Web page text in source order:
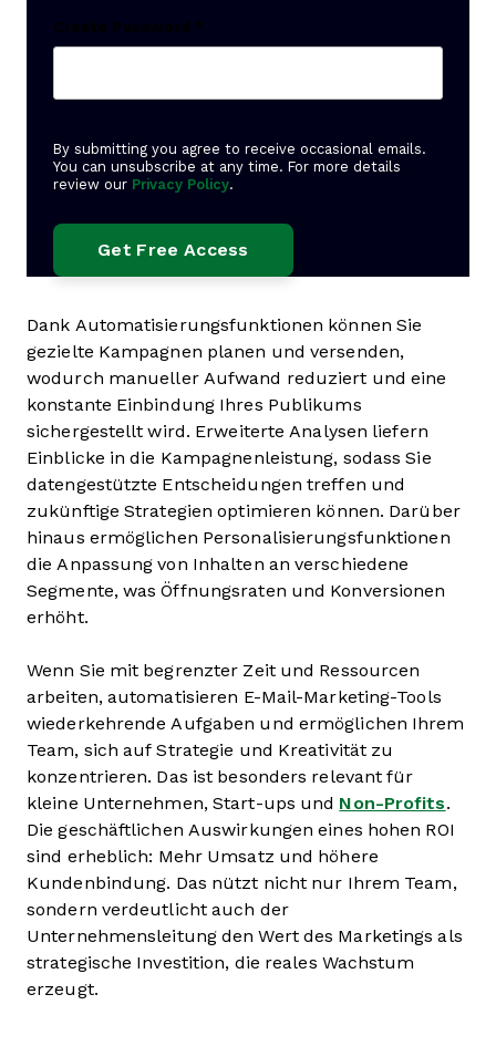
Create Password *
By submitting you agree to receive occasional emails.
You can unsubscribe at any time. For more details
review our Privacy Policy.
Dank Automatisierungsfunktionen können Sie
gezielte Kampagnen planen und versenden,
wodurch manueller Aufwand reduziert und eine
konstante Einbindung Ihres Publikums
sichergestellt wird. Erweiterte Analysen liefern
Einblicke in die Kampagnenleistung, sodass Sie
datengestützte Entscheidungen treffen und
zukünftige Strategien optimieren können. Darüber
hinaus ermöglichen Personalisierungsfunktionen
die Anpassung von Inhalten an verschiedene
Segmente, was Öffnungsraten und Konversionen
erhöht.
Wenn Sie mit begrenzter Zeit und Ressourcen
arbeiten, automatisieren E-Mail-Marketing-Tools
wiederkehrende Aufgaben und ermöglichen Ihrem
Team, sich auf Strategie und Kreativität zu
konzentrieren. Das ist besonders relevant für
kleine Unternehmen, Start-ups und Non-Profits.
Die geschäftlichen Auswirkungen eines hohen ROI
sind erheblich: Mehr Umsatz und höhere
Kundenbindung. Das nützt nicht nur Ihrem Team,
sondern verdeutlicht auch der
Unternehmensleitung den Wert des Marketings als
strategische Investition, die reales Wachstum
erzeugt.